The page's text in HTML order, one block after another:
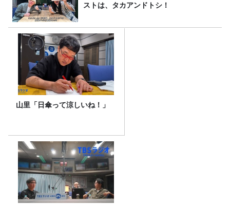
ストは、タカアンドトシ！
山里「日傘って涼しいね！」